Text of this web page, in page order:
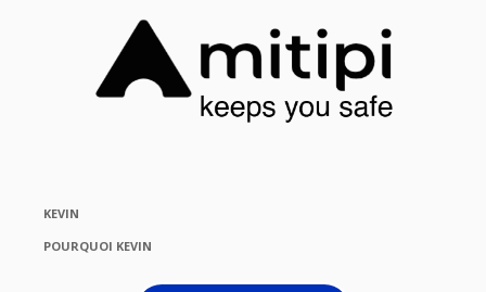
KEVIN
POURQUOI KEVIN